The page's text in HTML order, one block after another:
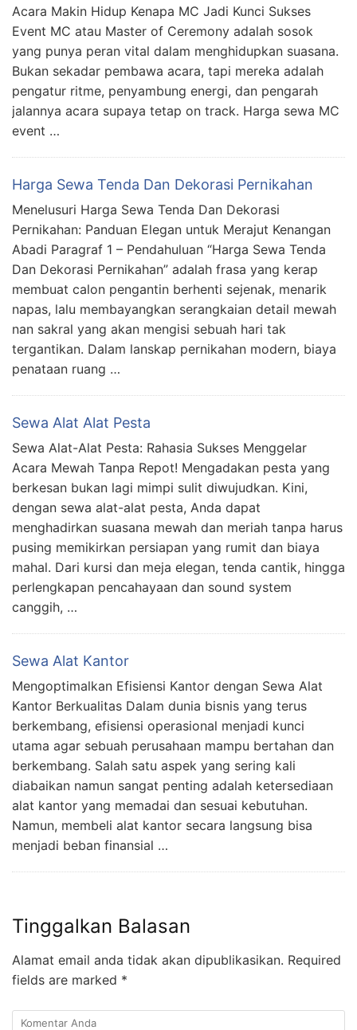
Acara Makin Hidup Kenapa MC Jadi Kunci Sukses
Event MC atau Master of Ceremony adalah sosok
yang punya peran vital dalam menghidupkan suasana.
Bukan sekadar pembawa acara, tapi mereka adalah
pengatur ritme, penyambung energi, dan pengarah
jalannya acara supaya tetap on track. Harga sewa MC
event …
Harga Sewa Tenda Dan Dekorasi Pernikahan
Menelusuri Harga Sewa Tenda Dan Dekorasi
Pernikahan: Panduan Elegan untuk Merajut Kenangan
Abadi Paragraf 1 – Pendahuluan “Harga Sewa Tenda
Dan Dekorasi Pernikahan” adalah frasa yang kerap
membuat calon pengantin berhenti sejenak, menarik
napas, lalu membayangkan serangkaian detail mewah
nan sakral yang akan mengisi sebuah hari tak
tergantikan. Dalam lanskap pernikahan modern, biaya
penataan ruang …
Sewa Alat Alat Pesta
Sewa Alat-Alat Pesta: Rahasia Sukses Menggelar
Acara Mewah Tanpa Repot! Mengadakan pesta yang
berkesan bukan lagi mimpi sulit diwujudkan. Kini,
dengan sewa alat-alat pesta, Anda dapat
menghadirkan suasana mewah dan meriah tanpa harus
pusing memikirkan persiapan yang rumit dan biaya
mahal. Dari kursi dan meja elegan, tenda cantik, hingga
perlengkapan pencahayaan dan sound system
canggih, …
Sewa Alat Kantor
Mengoptimalkan Efisiensi Kantor dengan Sewa Alat
Kantor Berkualitas Dalam dunia bisnis yang terus
berkembang, efisiensi operasional menjadi kunci
utama agar sebuah perusahaan mampu bertahan dan
berkembang. Salah satu aspek yang sering kali
diabaikan namun sangat penting adalah ketersediaan
alat kantor yang memadai dan sesuai kebutuhan.
Namun, membeli alat kantor secara langsung bisa
menjadi beban finansial …
Tinggalkan Balasan
Alamat email anda tidak akan dipublikasikan. Required
fields are marked *